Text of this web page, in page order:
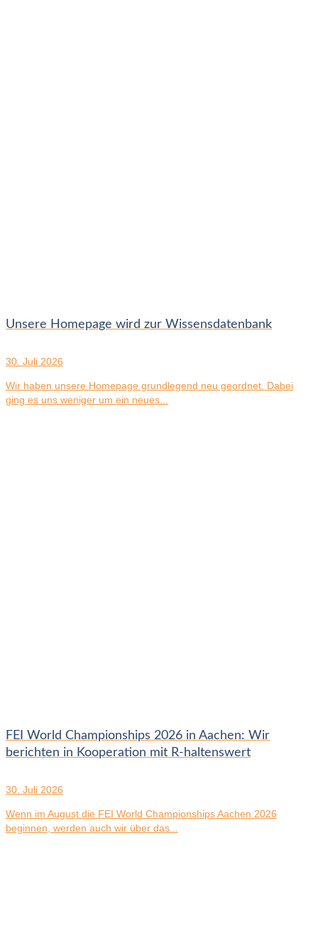
Unsere Homepage wird zur Wissensdatenbank
30. Juli 2026
Wir haben unsere Homepage grundlegend neu geordnet. Dabei
ging es uns weniger um ein neues...
FEI World Championships 2026 in Aachen: Wir
berichten in Kooperation mit R-haltenswert
30. Juli 2026
Wenn im August die FEI World Championships Aachen 2026
beginnen, werden auch wir über das...